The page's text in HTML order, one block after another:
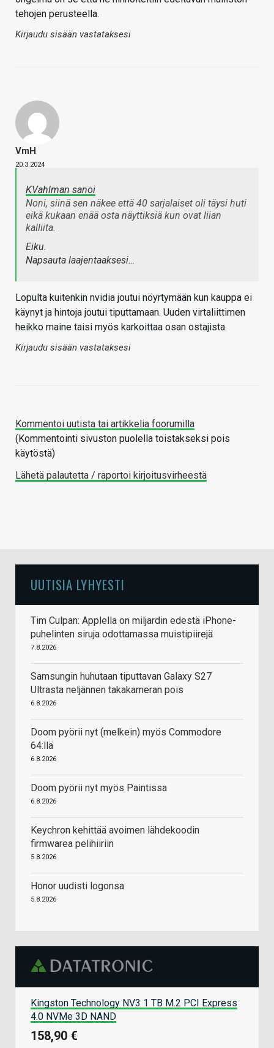
tehojen perusteella.
Kirjaudu sisään vastataksesi
VmH
20.3.2024
KVahlman sanoi
Noni, siinä sen näkee että 40 sarjalaiset oli täysi huti
eikä kukaan enää osta näyttiksiä kun ovat liian
kalliita.
Eiku.
Napsauta laajentaaksesi…
Lopulta kuitenkin nvidia joutui nöyrtymään kun kauppa ei
käynyt ja hintoja joutui tiputtamaan. Uuden virtaliittimen
heikko maine taisi myös karkoittaa osan ostajista.
Kirjaudu sisään vastataksesi
Kommentoi uutista tai artikkelia foorumilla
(Kommentointi sivuston puolella toistakseksi pois
käytöstä)
Lähetä palautetta / raportoi kirjoitusvirheestä
UUTISIA LYHYESTI
Tim Culpan: Applella on miljardin edestä iPhone-
puhelinten siruja odottamassa muistipiirejä
7.8.2026
Samsungin huhutaan tiputtavan Galaxy S27
Ultrasta neljännen takakameran pois
6.8.2026
Doom pyörii nyt (melkein) myös Commodore
64:llä
6.8.2026
Doom pyörii nyt myös Paintissa
6.8.2026
Keychron kehittää avoimen lähdekoodin
firmwarea pelihiiriin
5.8.2026
Honor uudisti logonsa
5.8.2026
Kingston Technology NV3 1 TB M.2 PCI Express
4.0 NVMe 3D NAND
158,90 €